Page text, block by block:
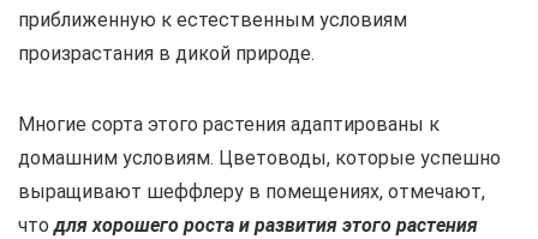
приближенную к естественным условиям
произрастания в дикой природе.
Многие сорта этого растения адаптированы к
домашним условиям. Цветоводы, которые успешно
выращивают шеффлеру в помещениях, отмечают,
чтодля хорошего роста и развития этого растения